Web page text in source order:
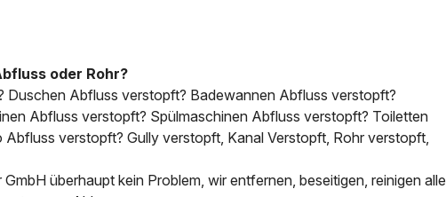
oder Rohr?
Duschen Abfluss verstopft? Badewannen Abfluss verstopft?
Abfluss verstopft? Spülmaschinen Abfluss verstopft? Toiletten
verstopft? Gully verstopft, Kanal Verstopft, Rohr verstopft,
überhaupt kein Problem, wir entfernen, beseitigen, reinigen alle